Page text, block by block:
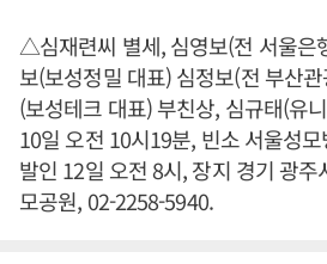
△심재련씨 별세, 심영보(전 서울은
보(보성정밀 대표) 심정보(전 부산
(보성테크 대표) 부친상, 심규태(유
10일 오전 10시19분, 빈소 서울성
발인 12일 오전 8시, 장지 경기 광
모공원, 02-2258-5940.